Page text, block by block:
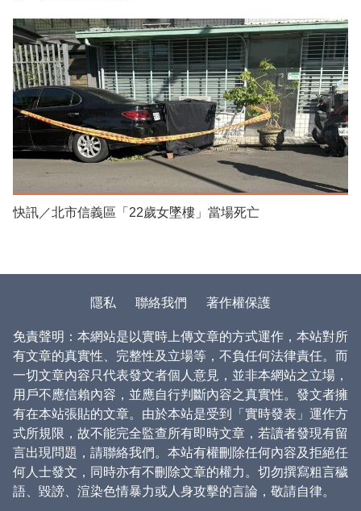
快訊／北市信義區「22歲女墜樓」當場死亡
隱私 聯絡我們 著作權保護
免責聲明：本網站是以實時上傳文章的方式運作，本站對所
有文章的真實性、完整性及立場等，不負任何法律責任。而
一切文章內容只代表發文者個人意見，並非本網站之立場，
用戶不應信賴內容，並應自行判斷內容之真實性。發文者擁
有在本站張貼的文章。由於本站是受到「實時發表」運作方
式所規限，故不能完全監查所有即時文章，若讀者發現有留
言出現問題，請聯絡我們。本站有權刪除任何內容及拒絕任
何人士發文，同時亦有不刪除文章的權力。切勿撰寫粗言穢
語、毀謗、渲染色情暴力或人身攻擊的言論，敬請自律。